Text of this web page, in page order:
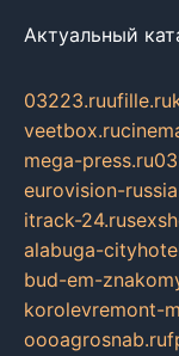
Актуальный
03223.ruufille.ru
veetbox.ru
mega-press.ru
eurovision-
itrack-24.ru
alabuga-
bud-em-
korolevremont-
oooagrosnab.ru